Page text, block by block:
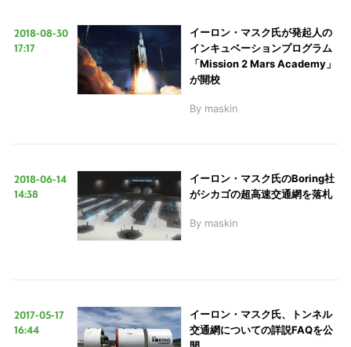
2018-08-30
17:17
イーロン・マスク氏が発起人の
インキュベーションプログラム
「Mission 2 Mars Academy」
が開校
By maskin
2018-06-14
14:38
イーロン・マスク氏のBoring社
がシカゴの超高速交通網を落札
By maskin
2017-05-17
16:44
イーロン・マスク氏、トンネル
交通網についての詳説FAQを公